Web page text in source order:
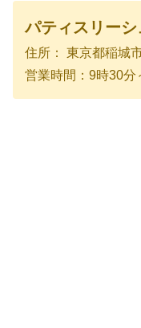
パティスリーシ
住所： 東京都稲城
営業時間：9時30